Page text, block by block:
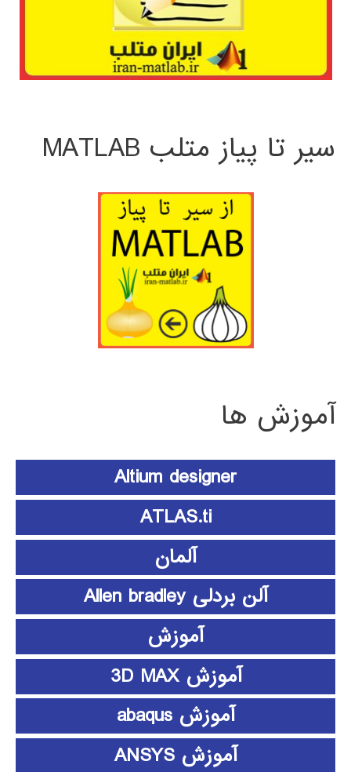
سیر تا پیاز متلب MATLAB
آموزش ها
Altium designer
ATLAS.ti
آلمان
آلن بردلی Allen bradley
آموزش
آموزش 3D MAX
آموزش abaqus
آموزش ANSYS